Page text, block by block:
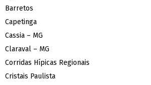
Barretos
Capetinga
Cassia – MG
Claraval – MG
Corridas Hípicas Regionais
Cristais Paulista